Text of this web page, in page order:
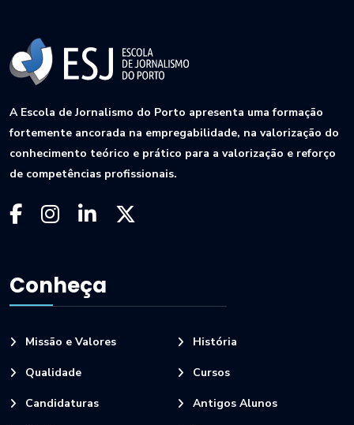
A Escola de Jornalismo do Porto apresenta uma formação
fortemente ancorada na empregabilidade, na valorização do
conhecimento teórico e prático para a valorização e reforço
de competências profissionais.
Conheça
Missão e Valores História
Qualidade Cursos
Candidaturas Antigos Alunos